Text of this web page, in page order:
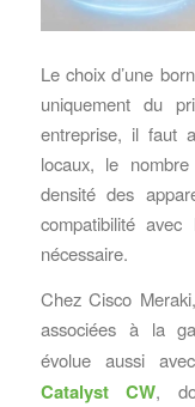
Le choix d’une
uniquement du
entreprise, il faut
locaux, le
densité des
compatibilité avec
nécessaire.
Chez Cisco
associées à la
évolue aussi
Catalyst CW,